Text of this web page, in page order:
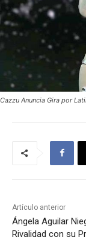
Cazzu Anuncia Gira por
Artículo anterior
Ángela Aguilar
Rivalidad con su